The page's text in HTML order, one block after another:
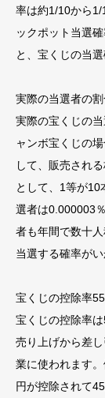
率は約1/10から1/
ックポット当選
と、宝くじの当
実際の当選者の割
実際の宝くじの
ャンボ宝くじの
して、販売され
として、1等が10
選者は0.000003
者も年間で数十
当選する確率が
宝くじの控除率
宝くじの控除率
売り上げから差
業に使われます
円が控除されて